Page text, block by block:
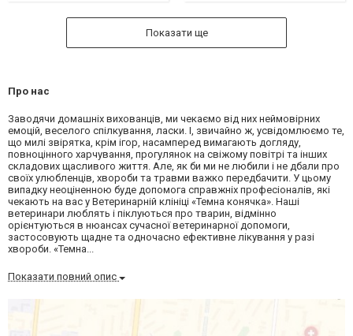
Показати ще
Про нас
Заводячи домашніх вихованців, ми чекаємо від них неймовірних
емоцій, веселого спілкування, ласки. І, звичайно ж, усвідомлюємо те,
що милі звірятка, крім ігор, насамперед вимагають догляду,
повноцінного харчування, прогулянок на свіжому повітрі та інших
складових щасливого життя. Але, як би ми не любили і не дбали про
своїх улюбленців, хвороби та травми важко передбачити. У цьому
випадку неоціненною буде допомога справжніх професіоналів, які
чекають на вас у Ветеринарній клініці «Темна конячка». Наші
ветеринари люблять і піклуються про тварин, відмінно
орієнтуються в нюансах сучасної ветеринарної допомоги,
застосовують щадне та одночасно ефективне лікування у разі
хвороби. «Темна...
Показати повний опис